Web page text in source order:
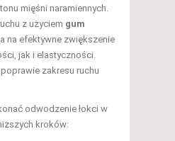
mięśni naramiennych.
z użyciem gum
na efektywne zwiększenie
jak i elastyczności.
zakresu ruchu
odwodzenie łokci w
kroków: